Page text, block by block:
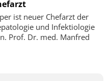
ist neuer Chefarzt der
und Infektiologie
Prof. Dr. med. Manfred